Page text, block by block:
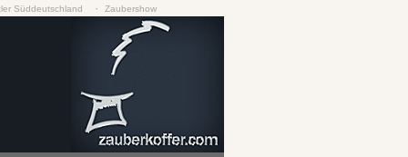
Süddeutschland · Zaubershow